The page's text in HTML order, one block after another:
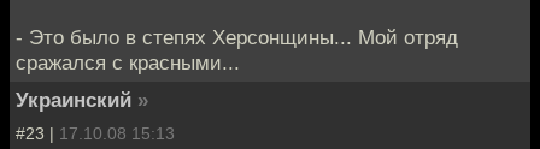
- Это было в степях Херсонщины... Мой отряд
сражался с красными...
Украинский »
#23 | 17.10.08 15:13